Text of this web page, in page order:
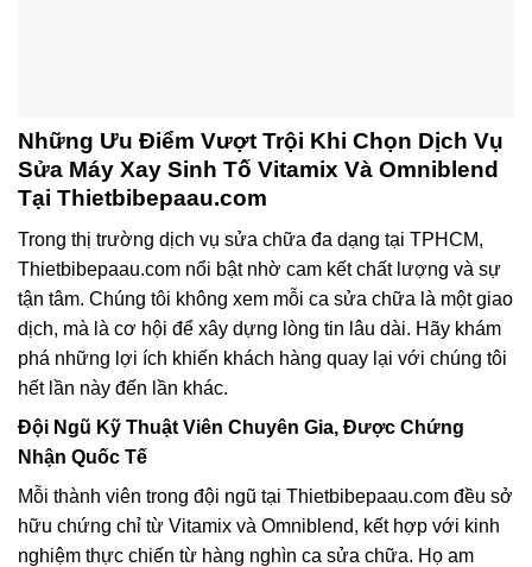
Những Ưu Điểm Vượt Trội Khi Chọn Dịch Vụ
Sửa Máy Xay Sinh Tố Vitamix Và Omniblend
Tại Thietbibepaau.com
Trong thị trường dịch vụ sửa chữa đa dạng tại TPHCM,
Thietbibepaau.com nổi bật nhờ cam kết chất lượng và sự
tận tâm. Chúng tôi không xem mỗi ca sửa chữa là một giao
dịch, mà là cơ hội để xây dựng lòng tin lâu dài. Hãy khám
phá những lợi ích khiến khách hàng quay lại với chúng tôi
hết lần này đến lần khác.
Đội Ngũ Kỹ Thuật Viên Chuyên Gia, Được Chứng
Nhận Quốc Tế
Mỗi thành viên trong đội ngũ tại Thietbibepaau.com đều sở
hữu chứng chỉ từ Vitamix và Omniblend, kết hợp với kinh
nghiệm thực chiến từ hàng nghìn ca sửa chữa. Họ am